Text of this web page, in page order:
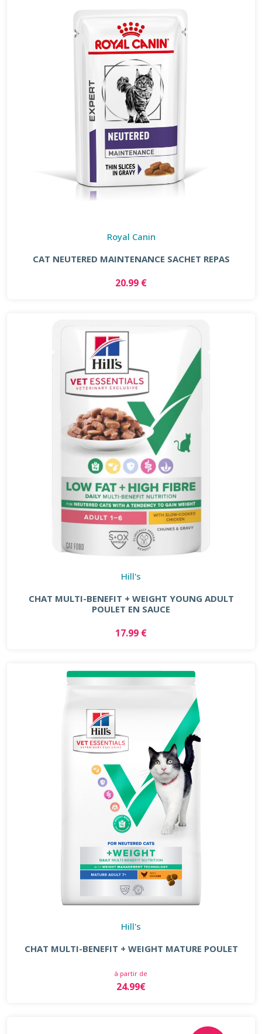
Royal Canin
CAT NEUTERED MAINTENANCE SACHET REPAS
20.99 €
Hill's
CHAT MULTI-BENEFIT + WEIGHT YOUNG ADULT
POULET EN SAUCE
17.99 €
Hill's
CHAT MULTI-BENEFIT + WEIGHT MATURE POULET
à partir de
24.99€